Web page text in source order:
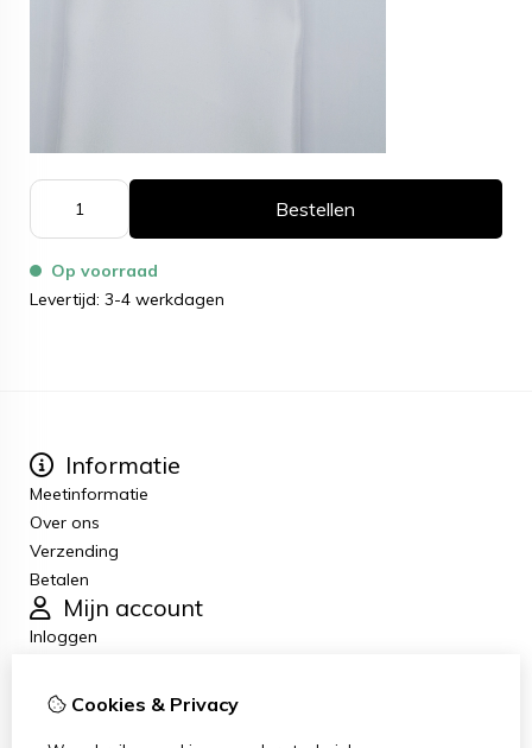
Bestellen
Op voorraad
Levertijd: 3-4 werkdagen
Informatie
Meetinformatie
Over ons
Verzending
Betalen
Mijn account
Inloggen
Nieuwsbrief
Klantenservice
Cookies & Privacy